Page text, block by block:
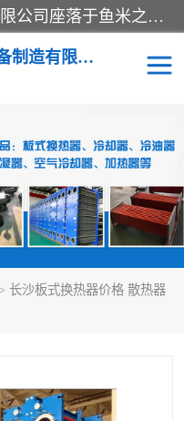
泰州市金锐达换热设备制造有限公司座落于鱼米之乡、祥泰之州一江苏泰州。是一家多年从事换热设备研究、设计、制造、销售、服务于一体的生产企业。
泰州市金锐达换热设备制造有限公司
> 长沙板式换热器价格 散热器
换热器
预热器